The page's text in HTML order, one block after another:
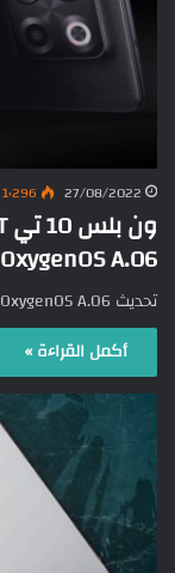
27/08/2022 1٬296
OxygenOS A.06 لإصلاح الأخطاء وتحسين الكاميرا
تحديث OxygenOS A.06 يصل الآن إلى هاتف ون بلس 10 تي OnePlus 10T
أكمل القراءة »